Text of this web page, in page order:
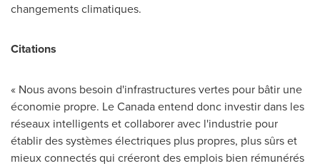
changements climatiques.
Citations
« Nous avons besoin d'infrastructures vertes pour bâtir une
économie propre. Le Canadaentend donc investir dans les
réseaux intelligents et collaborer avec l'industrie pour
établir des systèmes électriques plus propres, plus sûrs et
mieux connectés qui créeront des emplois bien rémunérés